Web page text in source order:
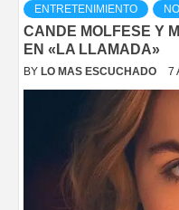
ENTRETENIMIENTO
CANDE MOLFESE Y
EN «LA LLAMADA»
BY LO MAS ESCUCHADO 7